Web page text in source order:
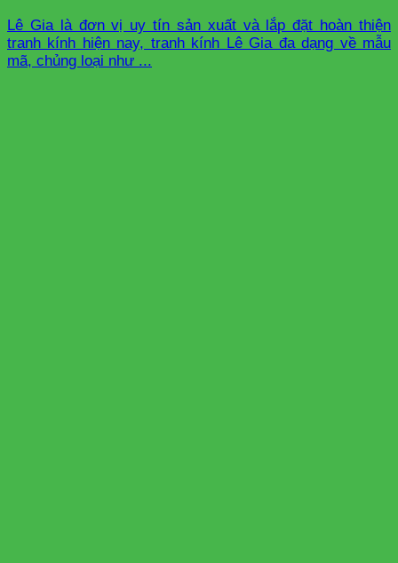
Lê Gia là đơn vị uy tín sản xuất và lắp đặt hoàn thiện
tranh kính hiện nay, tranh kính Lê Gia đa dạng về mẫu
mã, chủng loại như ...